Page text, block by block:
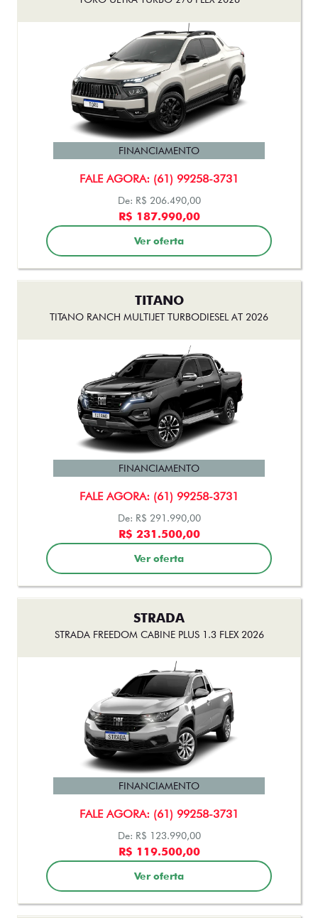
TITANO
TITANO RANCH MULTIJET TURBODIESEL AT 2026
FALE AGORA: (61) 99258-3731
FINANCIAMENTO
De: R$ 291.990,00
R$ 231.500,00
Ver oferta
STRADA
STRADA FREEDOM CABINE PLUS 1.3 FLEX 2026
FALE AGORA: (61) 99258-3731
FINANCIAMENTO
De: R$ 123.990,00
R$ 119.500,00
Ver oferta
STRADA
STRADA FREEDOM CABINE DUPLA 1.3 FLEX 2026
FALE AGORA: (61) 99258-3731
FINANCIAMENTO
De: R$ 133.490,00